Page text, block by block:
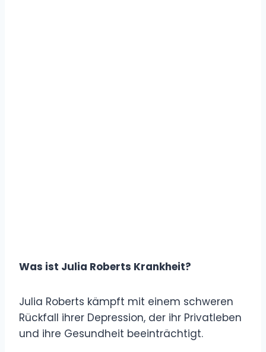
Was ist Julia Roberts Krankheit?
Julia Roberts kämpft mit einem schweren
Rückfall ihrer Depression, der ihr Privatleben
und ihre Gesundheit beeinträchtigt.